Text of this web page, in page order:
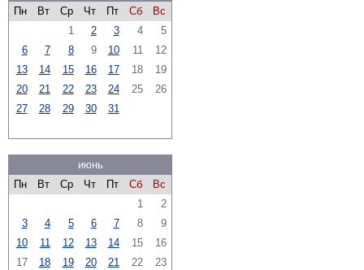
Пн
Вт Ср Чт Пт Сб
Вс
1
2 3 4
5
6
7 8 9 10 11
12
13
14 15 16 17 18
19
20
21 22 23 24 25
26
27
28 29 30 31
июнь
Пн
Вт Ср Чт Пт Сб
Вс
1
2
3
4 5 6 7 8
9
10
11 12 13 14 15
16
17
18 19 20 21 22
23